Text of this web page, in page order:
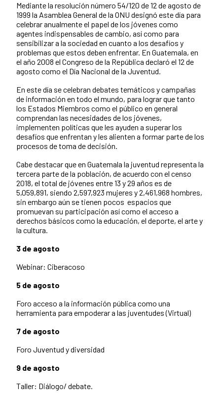
Mediante la resolución número 54/120 de 12 de agosto de
1999 la Asamblea General de la ONU designó este día para
celebrar anualmente el papel de los jóvenes como
agentes indispensables de cambio, así como para
sensibilizar a la sociedad en cuanto a los desafíos y
problemas que estos deben enfrentar. En Guatemala, en
el año 2008 el Congreso de la República declaró el 12 de
agosto como el Día Nacional de la Juventud.
En este día se celebran debates temáticos y campañas
de información en todo el mundo, para lograr que tanto
los Estados Miembros como el público en general
comprendan las necesidades de los jóvenes,
implementen políticas que les ayuden a superar los
desafíos que enfrentan y les alienten a formar parte de los
procesos de toma de decisión.
Cabe destacar que en Guatemala la juventud representa la
tercera parte de la población, de acuerdo con el censo
2018, el total de jóvenes entre 13 y 29 años es de
5,059,891, siendo 2,597,923 mujeres y 2,461,968 hombres,
sin embargo aún se tienen pocos espacios que
promuevan su participación así como el acceso a
derechos básicos como la educación, el deporte, el arte y
la cultura.
3 de agosto
Webinar: Ciberacoso
5 de agosto
Foro acceso a la información pública como una
herramienta para empoderar a las juventudes (Virtual)
7 de agosto
Foro Juventud y diversidad
9 de agosto
Taller: Diálogo/ debate.